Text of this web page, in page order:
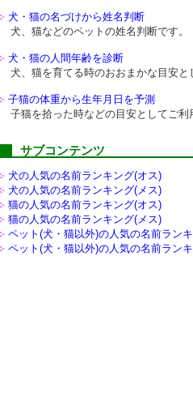
犬・猫の名づけから姓名判断
犬、猫などのペットの姓名判断です。
犬・猫の人間年齢を診断
犬、猫を育てる時のおおまかな目安と
子猫の体重から生年月日を予測
子猫を拾った時などの目安としてご利
サブコンテンツ
犬の人気の名前ランキング(オス)
犬の人気の名前ランキング(メス)
猫の人気の名前ランキング(オス)
猫の人気の名前ランキング(メス)
ペット(犬・猫以外)の人気の名前ラン
ペット(犬・猫以外)の人気の名前ラン